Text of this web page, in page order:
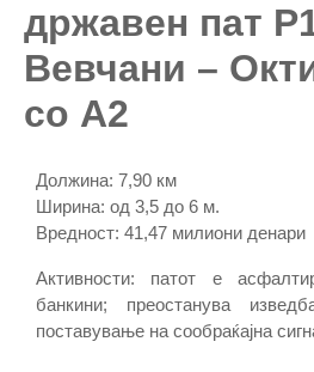
државен пат
Вевчани –
со А2
Должина: 7,90 км
Ширина: од 3,5 до 6 м.
Вредност: 41,47 милиони денари
Активности: патот е
банкини; преостанува
поставување на сообраќајна